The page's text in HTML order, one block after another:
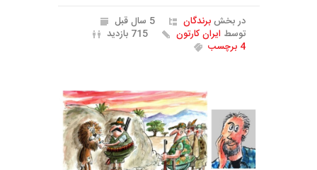
در بخشبرندگان
5 سال قبل
توسط ایران کارتون
715 بازدید
4 برچسب